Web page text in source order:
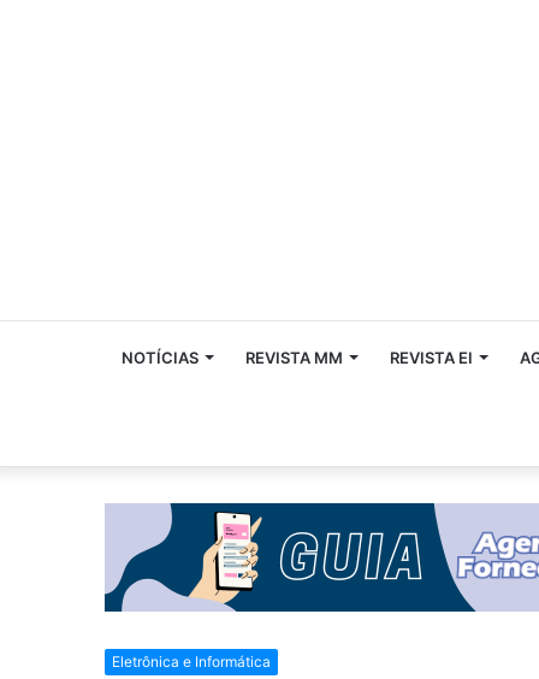
NOTÍCIAS REVISTA MM REVISTA EI
Eletrônica e Informática